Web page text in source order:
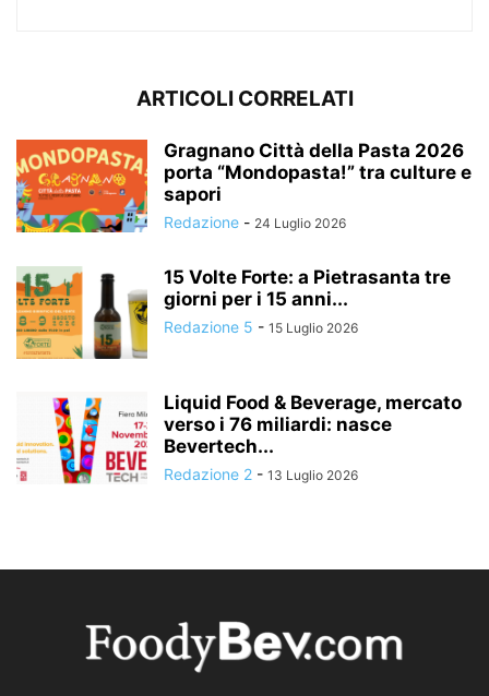
ARTICOLI CORRELATI
Gragnano Città della Pasta 2026
porta “Mondopasta!” tra culture e
sapori
Redazione - 24 Luglio 2026
15 Volte Forte: a Pietrasanta tre
giorni per i 15 anni...
Redazione 5 - 15 Luglio 2026
Liquid Food & Beverage, mercato
verso i 76 miliardi: nasce
Bevertech...
Redazione 2 - 13 Luglio 2026